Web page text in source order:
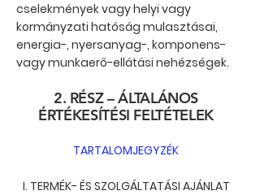
cselekmények vagy helyi vagy
kormányzati hatóság mulasztásai,
energia-, nyersanyag-, komponens-
vagy munkaerő-ellátási nehézségek.
2. RÉSZ – ÁLTALÁNOS
ÉRTÉKESÍTÉSI FELTÉTELEK
TARTALOMJEGYZÉK
I. TERMÉK- ÉS SZOLGÁLTATÁSI AJÁNLAT